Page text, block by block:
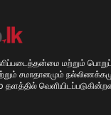
மற்றும்
சமாதானமும்